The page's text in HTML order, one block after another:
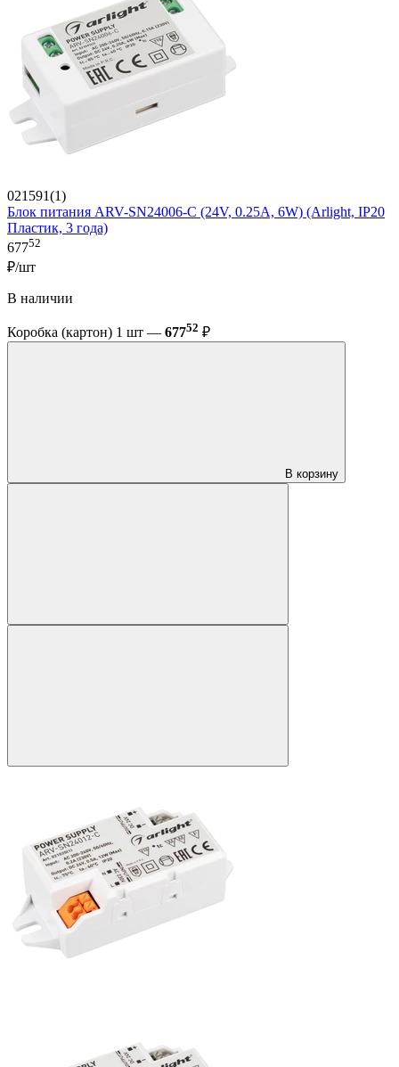
021591(1)
Блок питания ARV-SN24006-C (24V, 0.25A, 6W) (Arlight, IP20
Пластик, 3 года)
67752
₽/шт
В наличии
Коробка (картон) 1 шт — 67752 ₽
В корзину